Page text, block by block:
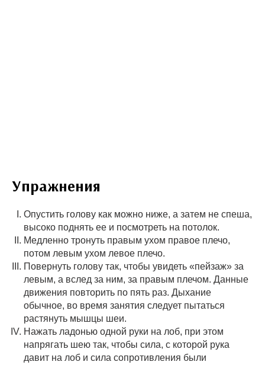
Упражнения
Опустить голову как можно ниже, а затем не спеша,
высоко поднять ее и посмотреть на потолок.
Медленно тронуть правым ухом правое плечо,
потом левым ухом левое плечо.
Повернуть голову так, чтобы увидеть «пейзаж» за
левым, а вслед за ним, за правым плечом. Данные
движения повторить по пять раз. Дыхание
обычное, во время занятия следует пытаться
растянуть мышцы шеи.
Нажать ладонью одной руки на лоб, при этом
напрягать шею так, чтобы сила, с которой рука
давит на лоб и сила сопротивления были